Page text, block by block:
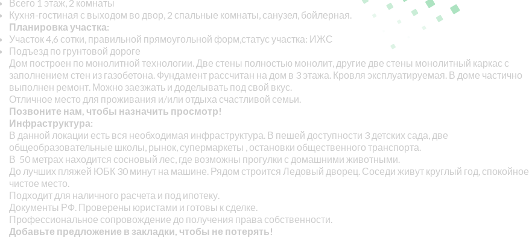
Всего 1 этаж, 2 комнаты
Кухня-гостиная с выходом во двор, 2 спальные комнаты, санузел, бойлерная.
Планировка участка:
Участок 4,6 сотки, правильной прямоугольной форм,статус участка: ИЖС
Подъезд по грунтовой дороге
Дом построен по монолитной технологии. Две стены полностью монолит, другие две стены монолитный каркас с
заполнением стен из газобетона. Фундамент рассчитан на дом в 3 этажа. Кровля эксплуатируемая. В доме частично
выполнен ремонт. Можно заезжать и доделывать под свой вкус.
Отличное место для проживания и/или отдыха счастливой семьи.
Позвоните нам, чтобы назначить просмотр!
Инфраструктура:
В данной локации есть вся необходимая инфраструктура. В пешей доступности 3 детских сада, две
общеобразовательные школы, рынок, супермаркеты , остановки общественного транспорта.
В 50 метрах находится сосновый лес, где возможны прогулки с домашними животными.
До лучших пляжей ЮБК 30 минут на машине. Рядом строится Ледовый дворец. Соседи живут круглый год, спокойное
чистое место.
Подходит для наличного расчета и под ипотеку.
Документы РФ. Проверены юристами и готовы к сделке.
Профессиональное сопровождение до получения права собственности.
Добавьте предложение в закладки, чтобы не потерять!